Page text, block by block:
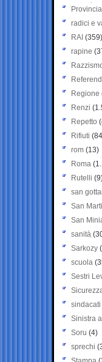
Provincia
radici e
RAI (359)
rapine
Regione
Renzi
Repetto
Rifiuti
rom (13)
Roma
Rutelli
san
San
San
sanità
Sarkozy
scuola
Sestri
sindacati
Sinistra
Soru (4)
sprechi